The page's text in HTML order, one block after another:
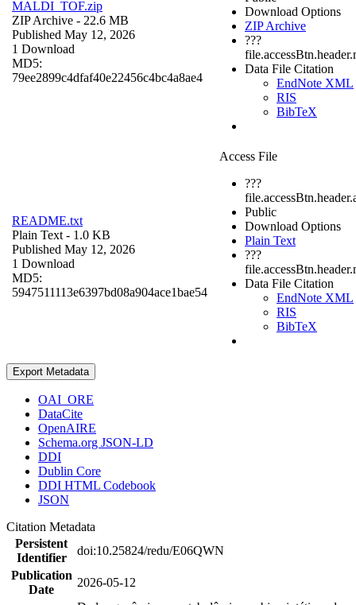
MALDI_TOF.zip
ZIP Archive - 22.6 MB
Published May 12, 2026
1 Download
MD5:
79ee2899c4dfaf40e22456c4bc4a8ae4
Download Options
ZIP Archive
???
Data File Citation
EndNote XML
RIS
BibTeX
README.txt
Plain Text - 1.0 KB
Published May 12, 2026
1 Download
MD5:
5947511113e6397bd08a904ace1bae54
Access File
???
Public
Download Options
Plain Text
???
Data File Citation
EndNote XML
RIS
BibTeX
Export Metadata
OAI_ORE
DataCite
OpenAIRE
Schema.org JSON-LD
DDI
Dublin Core
DDI HTML Codebook
JSON
Citation Metadata
Persistent
Identifier
doi:10.25824/redu/E06QWN
Publication
Date
2026-05-12